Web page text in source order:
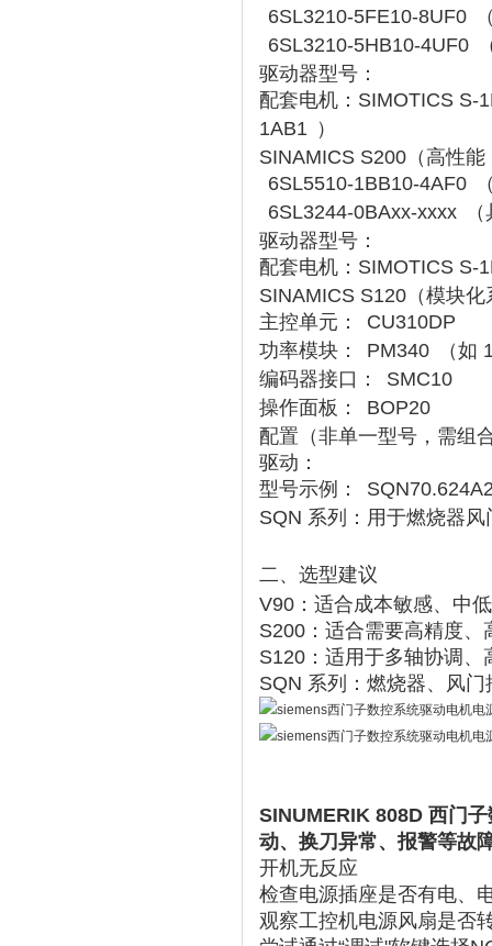
6SL3210-5FE10-8UF0
6SL3210-5HB10-4UF0
驱动器型号：
配套电机：‌ SIMOTICS S-
1AB1 ）‌
SINAMICS S200 （高性
6SL5510-1BB10-4AF0
6SL3244-0BAxx-xxxx
驱动器型号：
配套电机：‌ SIMOTICS S-
SINAMICS S120 （模块
主控单元：
CU310DP
功率模块：
PM340
（如
编码器接口：
SMC10
操作面板：
BOP20
配置（非单一型号，需组
驱动：
型号示例：
SQN 系列
：用于燃烧器
二、选型建议
V90 ：适合成本敏感、中
S200 ：适合需要高精度
S120 ：适用于多轴协调
SQN 系列
：燃烧器、风
SINUMERIK 808D 西门
动、换刀异常、报警等故
开机无反应
检查电源插座是否有电、
观察工控机电源风扇是否